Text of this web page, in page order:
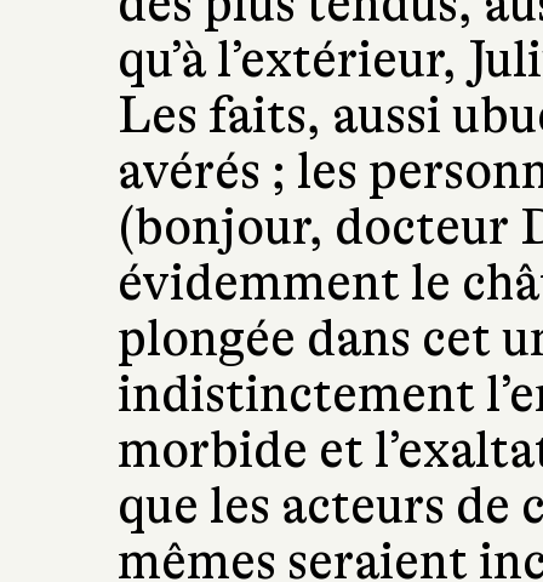
qu’à l’extérieur,
Les faits, aussi
avérés ; les
(bonjour, docteur
évidemment le
plongée dans cet
indistinctement
morbide et
que les acteurs
mêmes seraient